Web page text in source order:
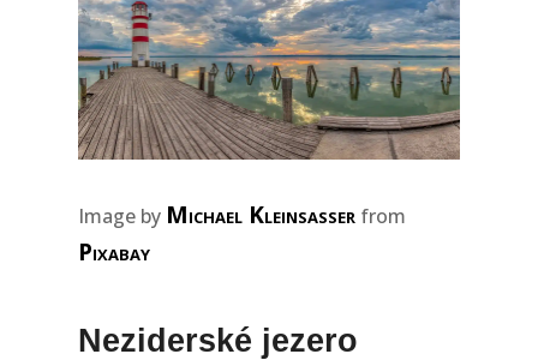
Image by Michael Kleinsasserfrom
Pixabay
Neziderské jezero